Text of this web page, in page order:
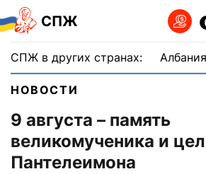
СПЖ
СПЖ в других странах: Албания
НОВОСТИ
9 августа – память
великомученика и
Пантелеимона